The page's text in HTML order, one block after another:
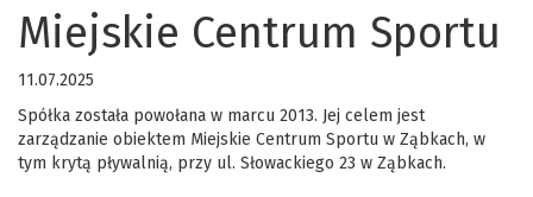
Miejskie Centrum Sportu
11.07.2025
Spółka została powołana w marcu 2013. Jej celem jest
zarządzanie obiektem Miejskie Centrum Sportu w Ząbkach, w
tym krytą pływalnią, przy ul. Słowackiego 23 w Ząbkach.